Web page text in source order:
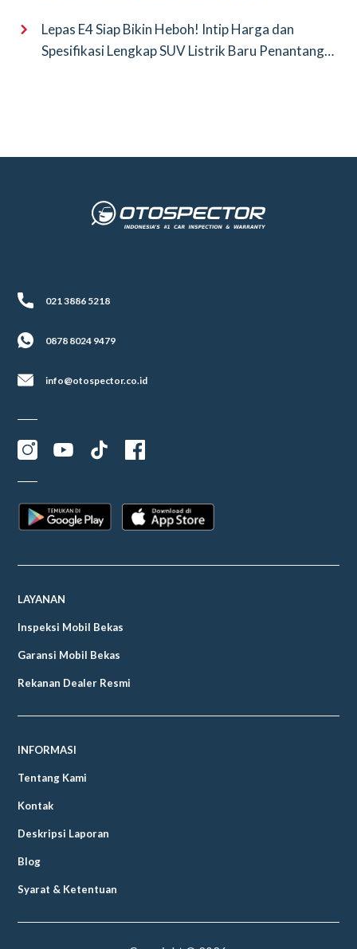
Lepas E4 Siap Bikin Heboh! Intip Harga dan
Spesifikasi Lengkap SUV Listrik Baru Penantang
021 3886 5218
0878 8024 9479
info@otospector.co.id
LAYANAN
Inspeksi Mobil Bekas
Garansi Mobil Bekas
Rekanan Dealer Resmi
INFORMASI
Tentang Kami
Kontak
Deskripsi Laporan
Blog
Syarat & Ketentuan